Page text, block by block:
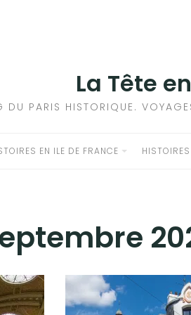
La Tête
DU PARIS HISTORIQUE.
EN ILE DE FRANCE